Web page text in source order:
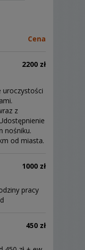
Cena
2200 zł
uroczystości
z
nośniku.
od miasta.
1000 zł
pracy
450 zł